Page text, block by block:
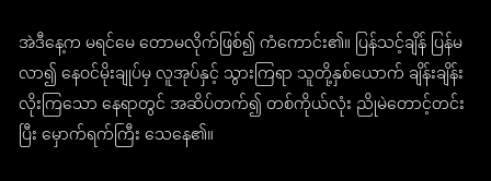
အဲဒီနေ့က မရင်မေ တောမလိုက်ဖြစ်၍ ကံကောင်း၏။ ပြန်သင့်ချိန် ပြန်မ
လာ၍ နေဝင်မိုးချုပ်မှ လူအုပ်နှင့် သွားကြရာ သူတို့နှစ်ယောက် ချိန်းချိန်း
လိုးကြသော နေရာတွင် အဆိပ်တက်၍ တစ်ကိုယ်လုံး ညိုမဲတောင့်တင်း
ပြီး မှောက်ရက်ကြီး သေနေ၏။